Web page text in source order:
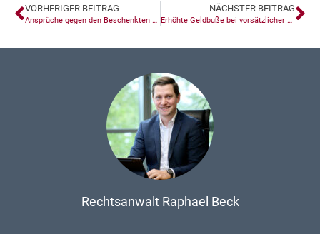
VORHERIGER BEITRAG
Ansprüche gegen den Beschenkten wegen grobem Undank
NÄCHSTER BEITRAG
Erhöhte Geldbuße bei vorsätzlicher Geschwindigkeitsübertretung
Rechtsanwalt Raphael Beck